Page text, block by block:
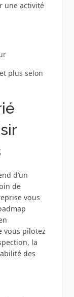
une activité
plus selon
d’un
de
vous
vous pilotez
la
des